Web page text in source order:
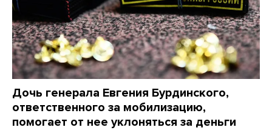
Дочь генерала Евгения Бурдинского,
ответственного за мобилизацию,
помогает от нее уклоняться за деньги